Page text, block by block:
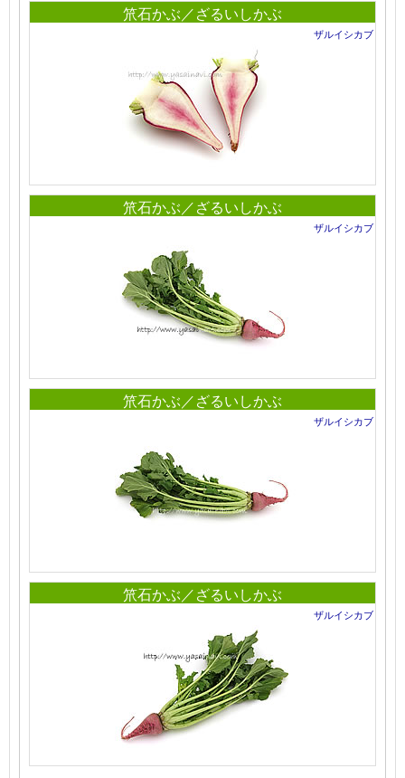
笊石かぶ／ざるいしかぶ
ザルイシカブ
笊石かぶ／ざるいしかぶ
ザルイシカブ
笊石かぶ／ざるいしかぶ
ザルイシカブ
笊石かぶ／ざるいしかぶ
ザルイシカブ